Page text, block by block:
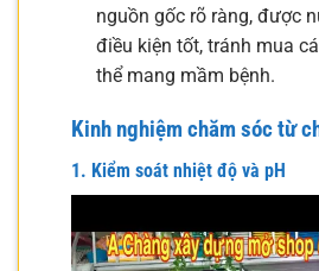
nguồn gốc rõ ràng, được
điều kiện tốt, tránh mua
thể mang mầm bệnh.
Kinh nghiệm chăm sóc từ
1. Kiểm soát nhiệt độ và pH